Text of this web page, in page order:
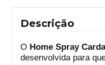
Descrição
O Home Spray
desenvolvida para